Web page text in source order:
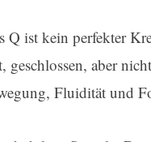
Q ist kein perfekter
geschlossen, aber
Fluidität und